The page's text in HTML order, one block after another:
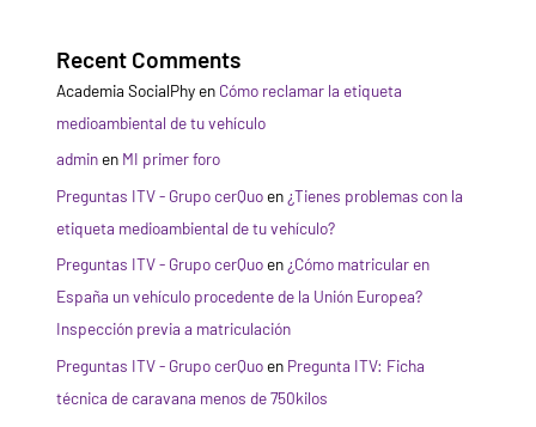
Recent Comments
Academia SocialPhyen Cómo reclamar la etiqueta
medioambiental de tu vehículo
adminen MI primer foro
Preguntas ITV - Grupo cerQuoen ¿Tienes problemas con la
etiqueta medioambiental de tu vehículo?
Preguntas ITV - Grupo cerQuoen ¿Cómo matricular en
España un vehículo procedente de la Unión Europea?
Inspección previa a matriculación
Preguntas ITV - Grupo cerQuoen Pregunta ITV: Ficha
técnica de caravana menos de 750kilos